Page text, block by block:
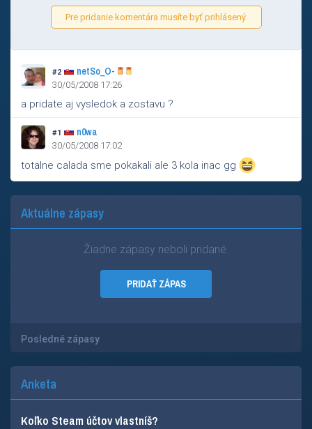
Pre pridanie komentára musíte byť prihlásený.
#2 netSo_O-
30/05/2008 17:26
a pridate aj vysledok a zostavu ?
#1 n0wa
30/05/2008 17:02
totalne calada sme pokakali ale 3 kola inac gg
Aktuálne zápasy
Žiadne zápasy neboli pridané.
PRIDAŤ ZÁPAS
Posledné zápasy
Anketa
Koľko Steam účtov vlastníš?